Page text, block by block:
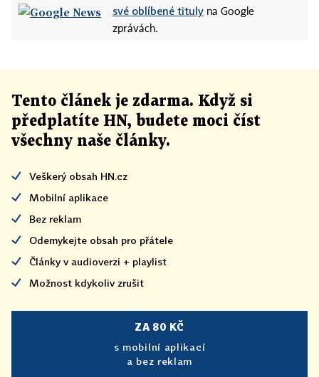
své oblíbené tituly na Google
zprávách.
Tento článek je zdarma. Když si
předplatíte HN, budete moci číst
všechny naše články.
Veškerý obsah HN.cz
Mobilní aplikace
Bez reklam
Odemykejte obsah pro přátele
Články v audioverzi + playlist
Možnost kdykoliv zrušit
ZA 80 KČ
s mobilní aplikací
a bez reklam